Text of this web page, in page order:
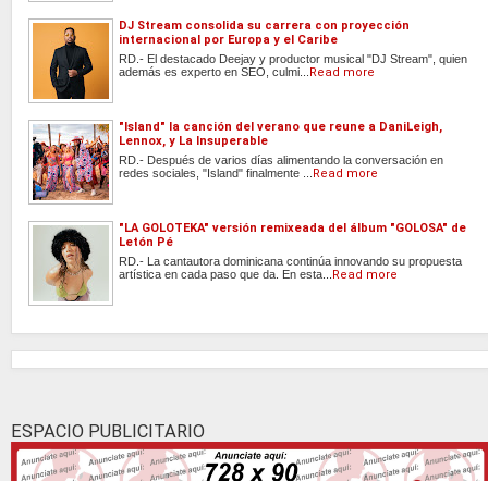
DJ Stream consolida su carrera con proyección
internacional por Europa y el Caribe
RD.- El destacado Deejay y productor musical "DJ Stream", quien
además es experto en SEO, culmi...
Read more
"Island" la canción del verano que reune a DaniLeigh,
Lennox, y La Insuperable
RD.- Después de varios días alimentando la conversación en
redes sociales, "Island" finalmente ...
Read more
"LA GOLOTEKA" versión remixeada del álbum "GOLOSA" de
Letón Pé
RD.- La cantautora dominicana continúa innovando su propuesta
artística en cada paso que da. En esta...
Read more
ESPACIO PUBLICITARIO